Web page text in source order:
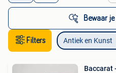
Bewaar
Filters Antiek en Kunst
Baccarat